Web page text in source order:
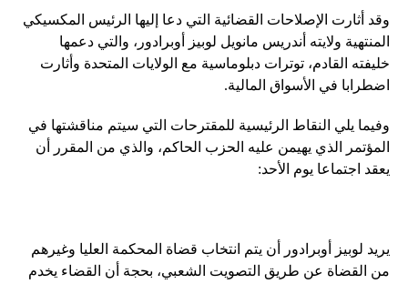
وقد أثارت الإصلاحات القضائية التي دعا إليها الرئيس المكسيكي
المنتهية ولايته أندريس مانويل لوبيز أوبرادور، والتي دعمها
خليفته القادم، توترات دبلوماسية مع الولايات المتحدة وأثارت
اضطرابا في الأسواق المالية.
وفيما يلي النقاط الرئيسية للمقترحات التي سيتم مناقشتها في
المؤتمر الذي يهيمن عليه الحزب الحاكم، والذي من المقرر أن
يعقد اجتماعا يوم الأحد:
يريد لوبيز أوبرادور أن يتم انتخاب قضاة المحكمة العليا وغيرهم
من القضاة عن طريق التصويت الشعبي، بحجة أن القضاء يخدم